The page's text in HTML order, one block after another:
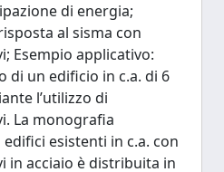
di energia;
al sisma con
Esempio applicativo:
di un edificio in c.a. di 6
l’utilizzo di
La monografia
esistenti in c.a. con
in acciaio è distribuita in